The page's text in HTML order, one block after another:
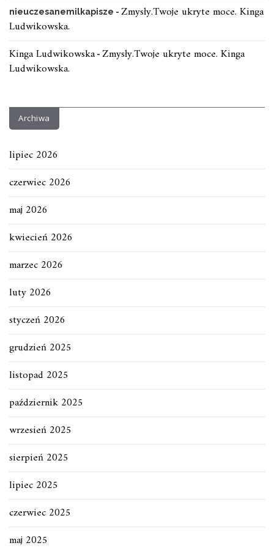
nieuczesanemilkapisze - Zmysły.Twoje ukryte moce. Kinga
Ludwikowska.
Kinga Ludwikowska - Zmysły.Twoje ukryte moce. Kinga
Ludwikowska.
Archiwa
lipiec 2026
czerwiec 2026
maj 2026
kwiecień 2026
marzec 2026
luty 2026
styczeń 2026
grudzień 2025
listopad 2025
październik 2025
wrzesień 2025
sierpień 2025
lipiec 2025
czerwiec 2025
maj 2025